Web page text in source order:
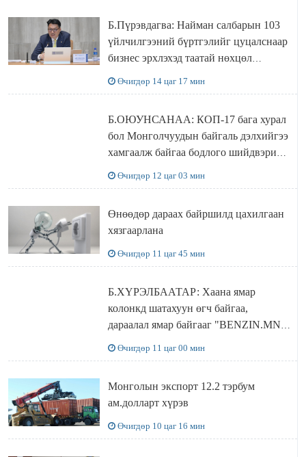
Б.Пүрэвдагва: Найман салбарын 103
үйлчилгээний бүртгэлийг цуцалснаар
бизнес эрхлэхэд таатай нөхцөл
Өчигдөр 14 цаг 17 мин
Б.ОЮУНСАНАА: КОП-17 бага хурал
бол Монголчуудын байгаль дэлхийгээ
хамгаалж байгаа бодлого шийдвэрийг
Өчигдөр 12 цаг 03 мин
Өнөөдөр дараах байршилд цахилгаан
хязгаарлана
Өчигдөр 11 цаг 45 мин
Б.ХҮРЭЛБААТАР: Хаана ямар
колонкд шатахуун өгч байгаа,
дараалал ямар байгааг "BENZIN.MN”
Өчигдөр 11 цаг 00 мин
Монголын экспорт 12.2 тэрбум
ам.долларт хүрэв
Өчигдөр 10 цаг 16 мин